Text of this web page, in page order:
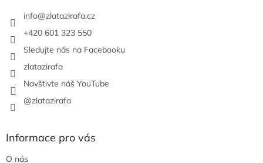
info@zlatazirafa.cz
+420 601 323 550
Sledujte nás na Facebooku
zlatazirafa
Navštivte náš YouTube
@zlatazirafa
Informace pro vás
O nás